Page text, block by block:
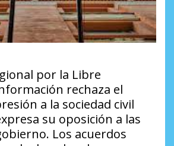
por la Libre
rechaza el
a la sociedad civil
su oposición a las
Los acuerdos